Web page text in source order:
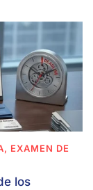
EXAMEN DE
los